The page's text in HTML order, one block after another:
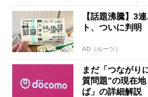
【話題沸騰】3
ト、ついに判明
AD（ルーツ）
まだ「つながり
質問題”の現在
ば」の詳細解説